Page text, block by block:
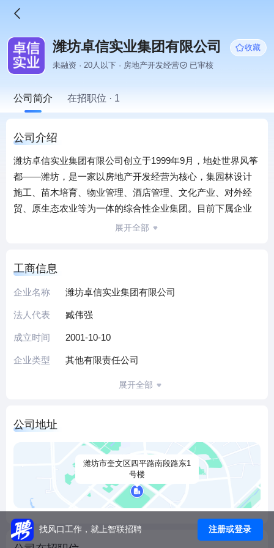
潍坊卓信实业集团有限公司
收藏
未融资 · 20人以下 · 房地产开发经营
已审核
公司简介 在招职位 · 1
公司介绍
潍坊卓信实业集团有限公司创立于1999年9月，地处世界风筝
都——潍坊，是一家以房地产开发经营为核心，集园林设计
施工、苗木培育、物业管理、酒店管理、文化产业、对外经
贸、原生态农业等为一体的综合性企业集团。目前下属企业
有潍坊卓信园林工程有限公司、潍坊卓信工贸有限公司、潍
木培育有限公司、潍坊润佳装饰工程有限公司、山东卓信光
合谷生物科技股份有限公司九家全资子公司。
企业，坚持务实与创新，不断提高企业的核心竞争力，在行
业内树立了自己卓越的品牌形象，集团多次被评为“重合同守
的发展，“追求卓越，诚信为本”的经营理念也已经内化为卓信
人自觉的意识与行动，激励着卓信集团在市场经济的浪潮中
展开全部
工商信息
企业名称 潍坊卓信实业集团有限公司
法人代表 臧伟强
成立时间 2001-10-10
企业类型 其他有限责任公司
展开全部
公司地址
潍坊市奎文区四平路南段路东1
号楼
找风口工作，就上智联招聘 注册或登录